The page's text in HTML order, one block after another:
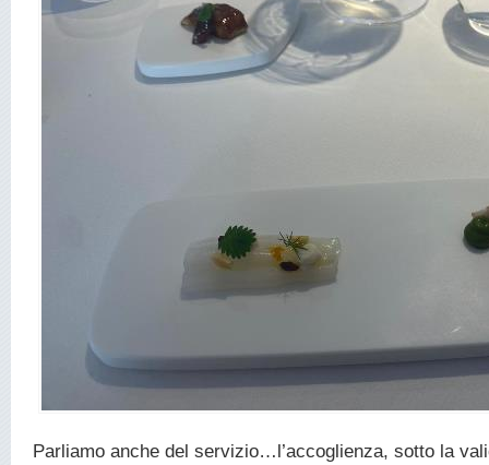
Parliamo anche del servizio…l’accoglienza, sotto la